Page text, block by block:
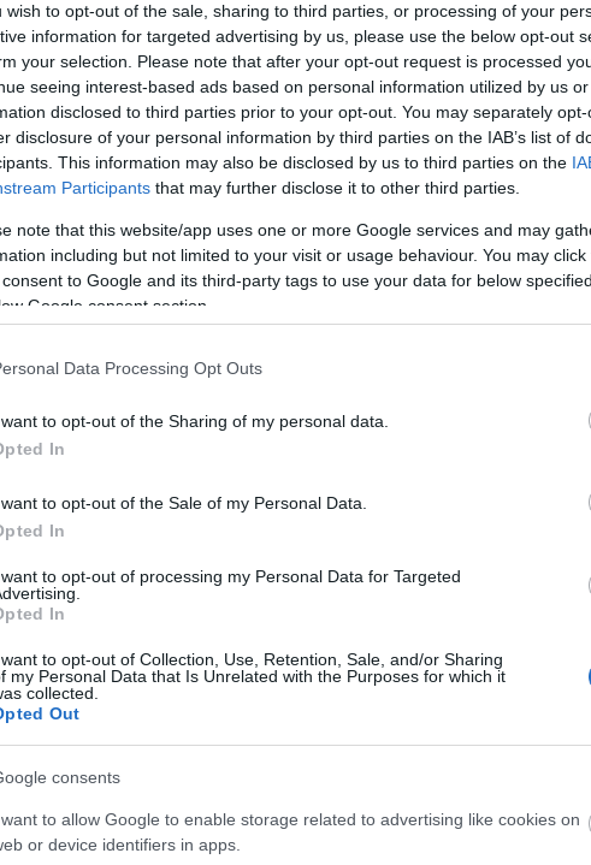
wish to opt-out of the sale, sharing to third parties, or processing of your
information for targeted advertising by us, please use the below opt-out
your selection. Please note that after your opt-out request is processed
seeing interest-based ads based on personal information utilized by us
disclosed to third parties prior to your opt-out. You may separately
disclosure of your personal information by third parties on the IAB’s list of
This information may also be disclosed by us to third parties on the
Participants that may further disclose it to other third parties.
note that this website/app uses one or more Google services and may
including but not limited to your visit or usage behaviour. You may
to Google and its third-party tags to use your data for below
Google consent section.
Data Processing Opt Outs
to opt-out of the Sharing of my personal data.
In
to opt-out of the Sale of my Personal Data.
In
to opt-out of processing my Personal Data for Targeted
In
to opt-out of Collection, Use, Retention, Sale, and/or Sharing
my Personal Data that Is Unrelated with the Purposes for which it
collected.
Out
consents
to allow Google to enable storage related to advertising like cookies on
or device identifiers in apps.
aniston drama william h macy
sam worthington
usa box office:
usa box office: új
felhasználói tartalomnak minősülnek, értük a
nem ellenőrzi. Kifogás esetén forduljon a blog szerkesztőjéhez. Részletek a
nem
(
usa